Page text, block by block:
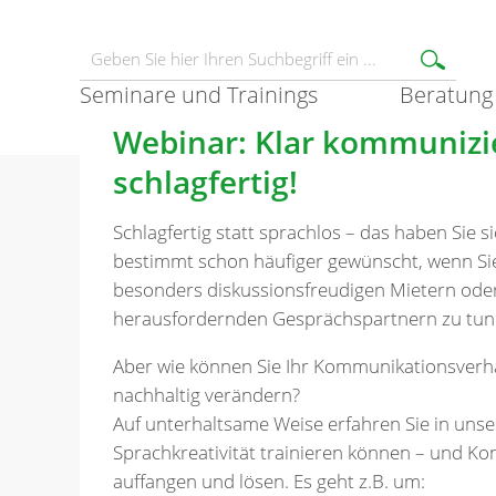
Seminare und Trainings Beratung
Webinar: Klar
schlagfertig!
Schlagfertig statt sprachlos – das haben Sie
bestimmt schon häufiger gewünscht, wenn
besonders diskussionsfreudigen Mietern
herausfordernden Gesprächspartnern zu
Aber wie können Sie Ihr
nachhaltig verändern?
Auf unterhaltsame Weise erfahren Sie in
Sprachkreativität trainieren können – und
auffangen und lösen. Es geht z.B. um: